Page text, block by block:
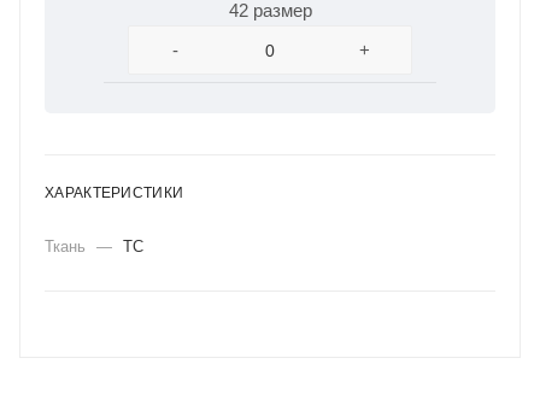
42 размер
-
+
ХАРАКТЕРИСТИКИ
Ткань — ТС